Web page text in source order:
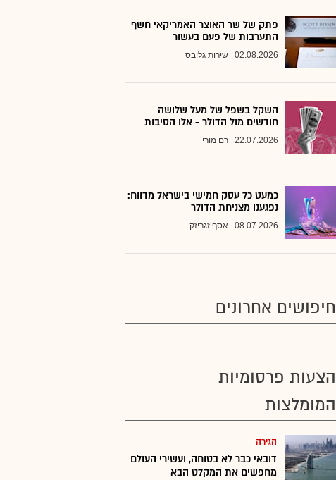
פתק של שר האוצר האמריקאי חשף
התערבות של פעם בעשור
02.08.2026 שירות גלובס
השקל בשפל של מעל שלושה
חודשים מול הדולר - אלו הסיבות
22.07.2026 רם מורי
כמעט כל עסק חמישי בישראל מדווח:
נפגענו מצניחת הדולר
08.07.2026 אסף זגריזק
חיפושים אחרונים
הצעות פרסומיות
המומלצות
הגירה
דובאי כבר לא בטוחה, ועשירי העולם
מחפשים את המקלט הבא